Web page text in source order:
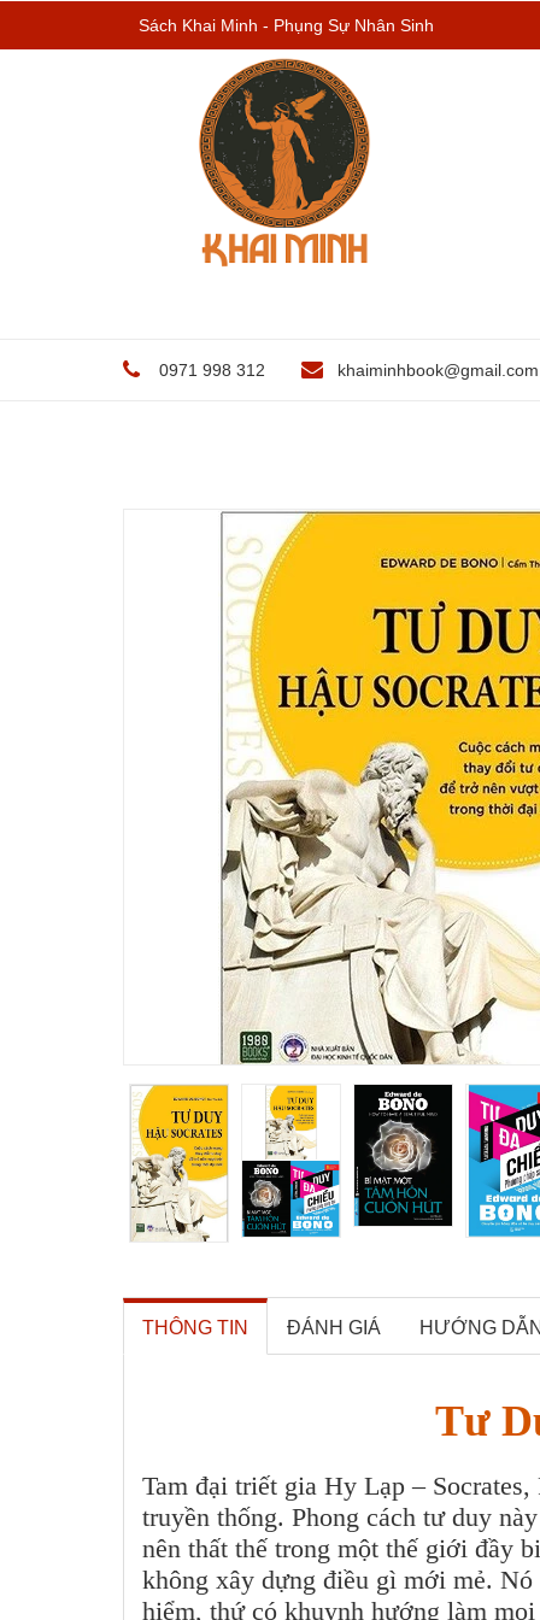
Sách Khai Minh - Phụng Sự Nhân Sinh
0971 998 312 khaiminhbook@gmail.com
THÔNG TIN ĐÁNH GIÁ HƯỚNG
Tư
Tam đại triết gia Hy Lạp –
truyền thống. Phong cách tư duy
nên thất thế trong một thế giới đầy
không xây dựng điều gì mới mẻ.
hiểm, thứ có khuynh hướng làm